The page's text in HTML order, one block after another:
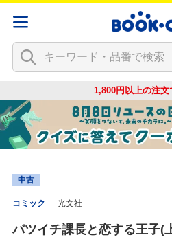
1,800円以上の注文
中古
コミック 光文社
バツイチ課長と恋する王子(